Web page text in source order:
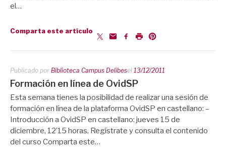
el…
Comparta este artículo
Publicado por Biblioteca Campus Delibesel 13/12/2011
Formación en línea de OvidSP
Esta semana tienes la posibilidad de realizar una sesión de
formación en línea de la plataforma OvidSP en castellano: –
Introducción a OvidSP en castellano: jueves 15 de
diciembre, 12’15 horas. Regístrate y consulta el contenido
del curso Comparta este…